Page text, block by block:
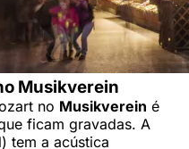
Musikverein
no Musikverein é
ficam gravadas. A
tem a acústica